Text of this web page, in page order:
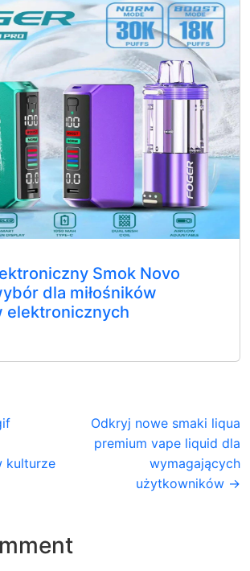
Smok Novo
dla miłośników
elektronicznych
kulturze
Odkryj nowe smaki liqua
premium vape liquid dla
wymagających
użytkowników →